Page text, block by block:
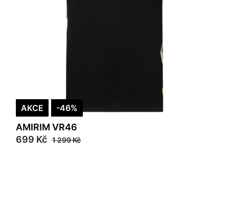
AKCE -46%
AMIRIM VR46
699 Kč 1 299 Kč